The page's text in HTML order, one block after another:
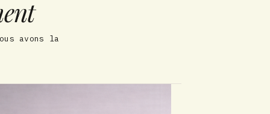
avons la